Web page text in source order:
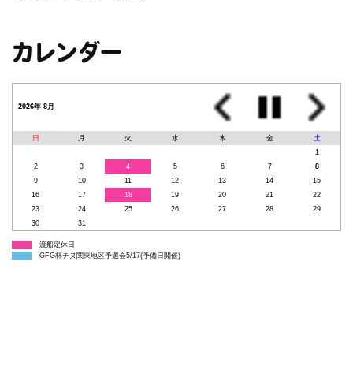
カレンダー
2026年 8月
日 月 火 水 木 金
土
1
2
3 4 5 6 7
8
9
10 11 12 13 14
15
16
17 18 19 20 21
22
23
24 25 26 27 28
29
30
31
渡船定休日
GFG杯チヌ関東地区予選会5/17(予備日開催)